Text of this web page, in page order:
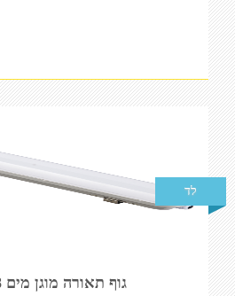
גוף תאורה מוגן מים 2X18 לד
לד